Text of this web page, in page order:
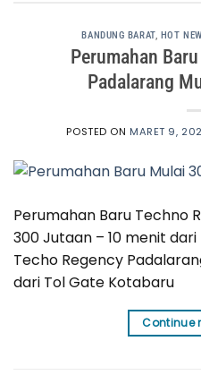
BANDUNG BARAT, HOT
Perumahan
Padalarang
POSTED ON MARET 9,
Perumahan Baru Techno
300 Jutaan – 10 menit
Techo Regency
dari Tol Gate Kotabaru
Continue